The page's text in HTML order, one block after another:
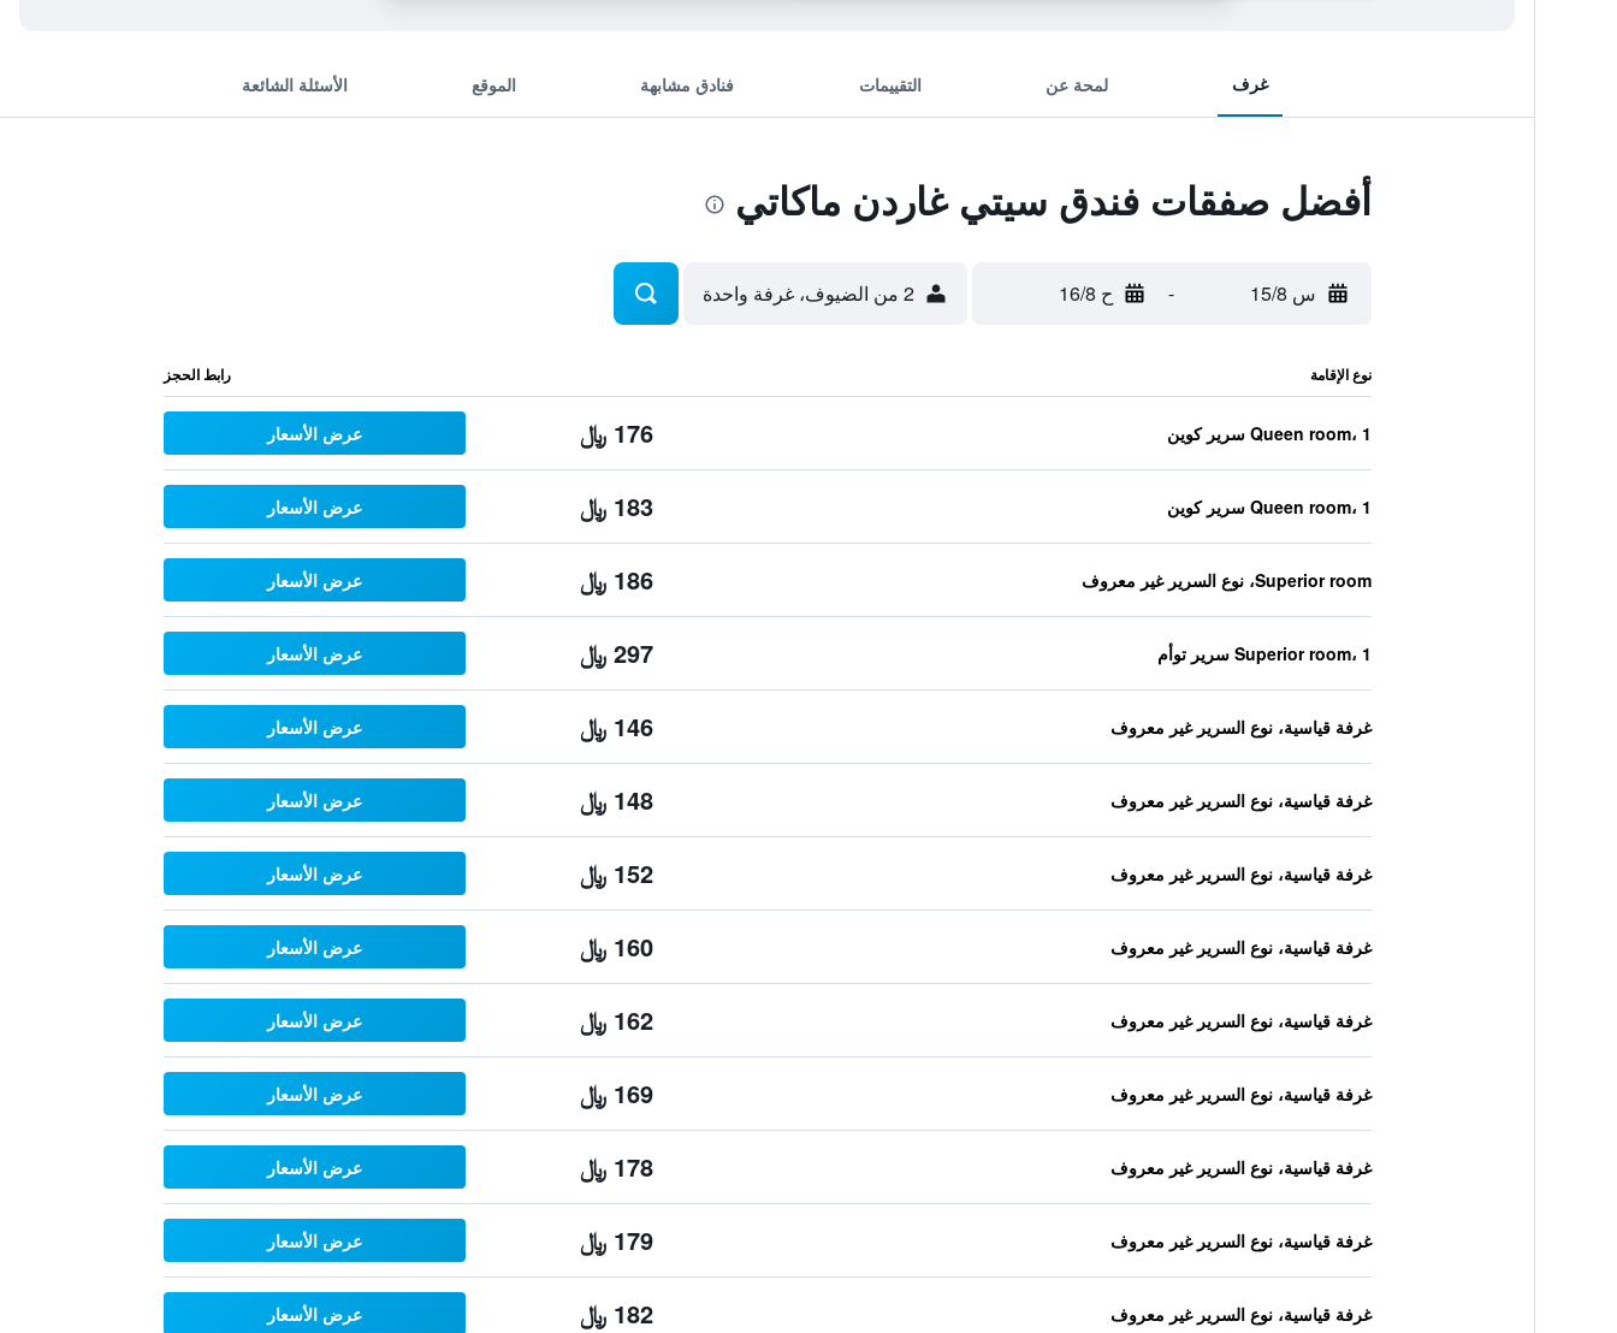
غرف لمحة عن التقييمات فنادق مشابهة الموقع الأسئلة الشائعة
أفضل صفقات فندق سيتي غاردن ماكاتي
س 15/8 - ح 16/8 2 من الضيوف، غرفة واحدة
نوع الإقامة رابط الحجز
Queen room، 1 سرير كوين 176 ﷼ عرض الأسعار
Queen room، 1 سرير كوين 183 ﷼ عرض الأسعار
Superior room، نوع السرير غير معروف 186 ﷼ عرض الأسعار
Superior room، 1 سرير توأم 297 ﷼ عرض الأسعار
غرفة قياسية، نوع السرير غير معروف 146 ﷼ عرض الأسعار
غرفة قياسية، نوع السرير غير معروف 148 ﷼ عرض الأسعار
غرفة قياسية، نوع السرير غير معروف 152 ﷼ عرض الأسعار
غرفة قياسية، نوع السرير غير معروف 160 ﷼ عرض الأسعار
غرفة قياسية، نوع السرير غير معروف 162 ﷼ عرض الأسعار
غرفة قياسية، نوع السرير غير معروف 169 ﷼ عرض الأسعار
غرفة قياسية، نوع السرير غير معروف 178 ﷼ عرض الأسعار
غرفة قياسية، نوع السرير غير معروف 179 ﷼ عرض الأسعار
غرفة قياسية، نوع السرير غير معروف 182 ﷼ عرض الأسعار